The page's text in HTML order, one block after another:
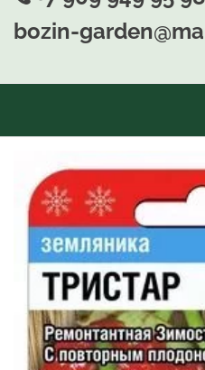
bozin-